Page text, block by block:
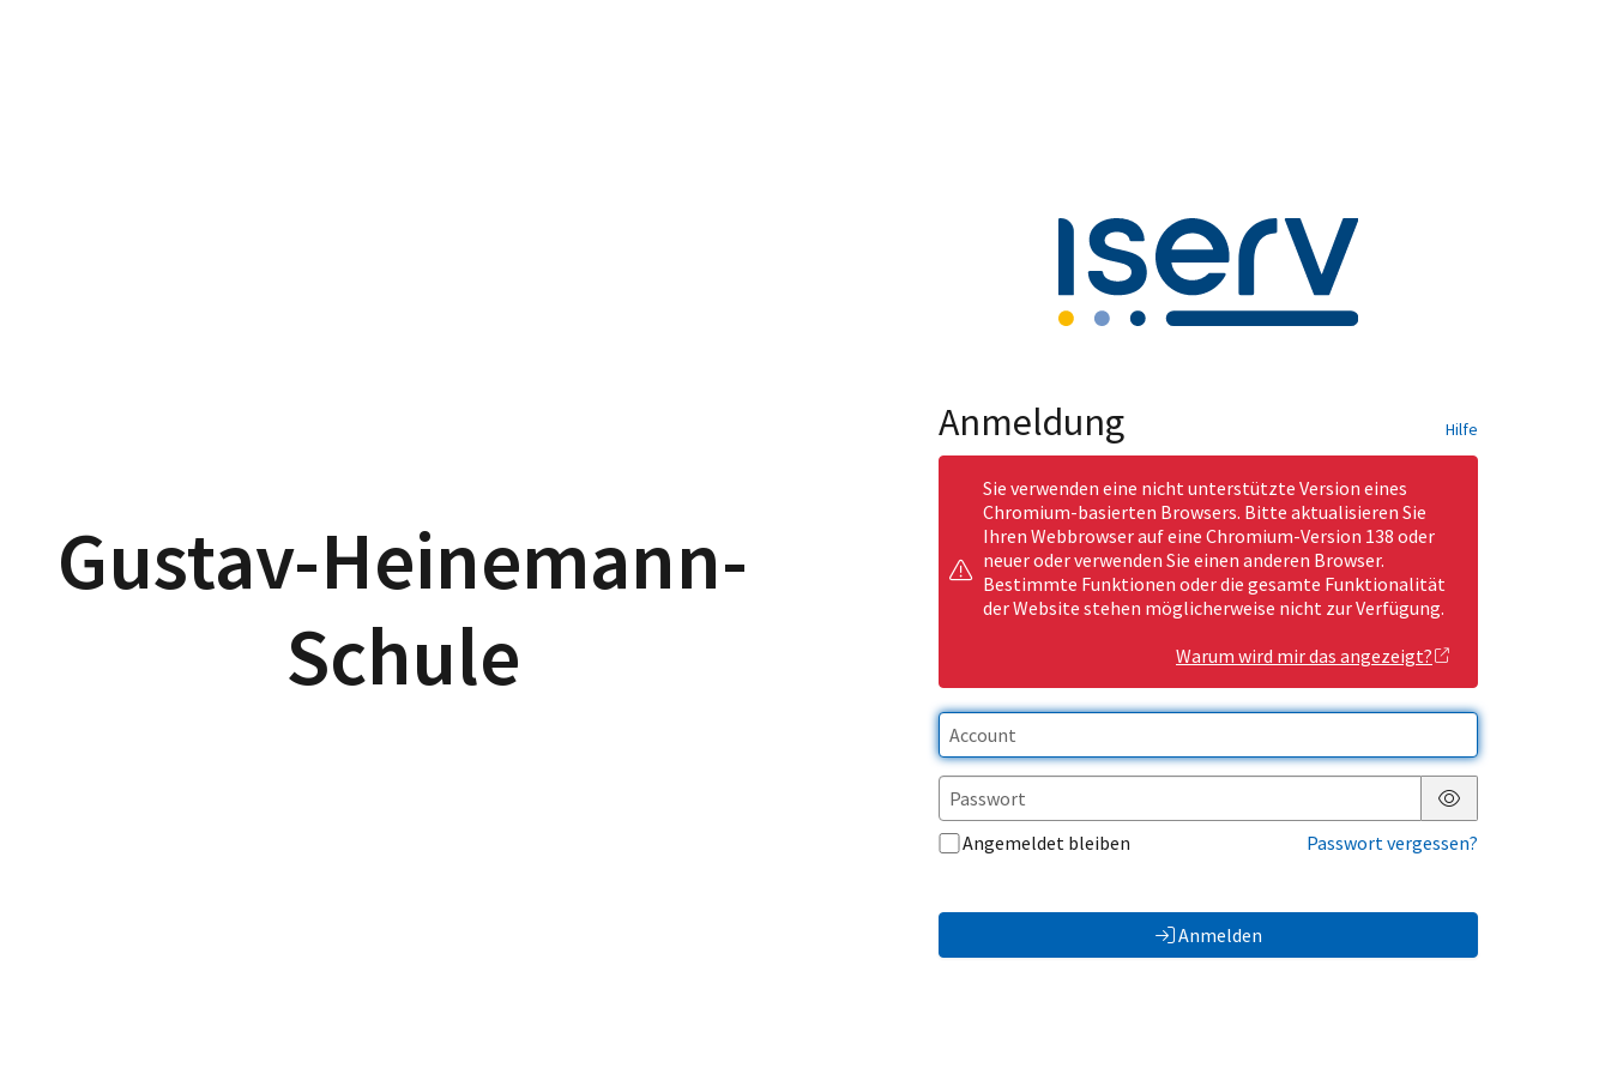
Gustav-Heinemann-
Schule
Anmeldung Hilfe
Sie verwenden eine nicht unterstützte Version eines
Chromium-basierten Browsers. Bitte aktualisieren Sie
Ihren Webbrowser auf eine Chromium-Version 138 oder
neuer oder verwenden Sie einen anderen Browser.
Bestimmte Funktionen oder die gesamte Funktionalität
der Website stehen möglicherweise nicht zur Verfügung.
Warum wird mir das angezeigt?
Passwort anzeigen
Angemeldet bleiben
Passwort vergessen?
Anmelden